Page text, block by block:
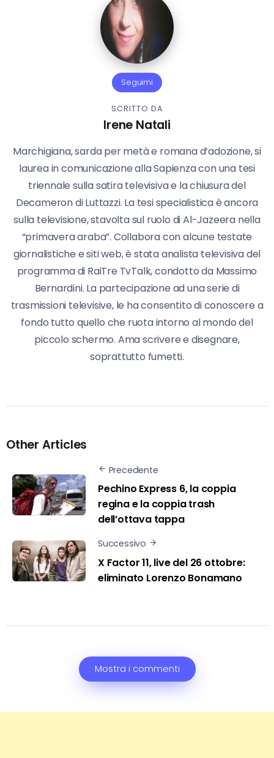
Seguimi
SCRITTO DA
Irene Natali
Marchigiana, sarda per metà e romana d’adozione, si
laurea in comunicazione alla Sapienza con una tesi
triennale sulla satira televisiva e la chiusura del
Decameron di Luttazzi. La tesi specialistica è ancora
sulla televisione, stavolta sul ruolo di Al-Jazeera nella
“primavera araba”. Collabora con alcune testate
giornalistiche e siti web, è stata analista televisiva del
programma di RaiTre TvTalk, condotto da Massimo
Bernardini. La partecipazione ad una serie di
trasmissioni televisive, le ha consentito di conoscere a
fondo tutto quello che ruota intorno al mondo del
piccolo schermo. Ama scrivere e disegnare,
soprattutto fumetti.
Other Articles
Precedente
Pechino Express 6, la coppia
regina e la coppia trash
dell’ottava tappa
Successivo
X Factor 11, live del 26 ottobre:
eliminato Lorenzo Bonamano
Mostra i commenti